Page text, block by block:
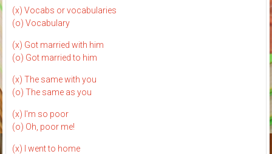
(x) Vocabs or vocabularies
(o) Vocabulary
(x) Got married with him
(o) Got married to him
(x) The same with you
(o) The same as you
(x) I'm so poor
(o) Oh, poor me!
(x) I went to home